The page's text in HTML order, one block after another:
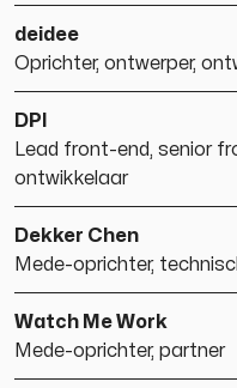
deidee
Oprichter, ontwerper,
DPI
Lead front-end, senior
ontwikkelaar
Dekker Chen
Mede-oprichter,
Watch Me Work
Mede-oprichter, partner